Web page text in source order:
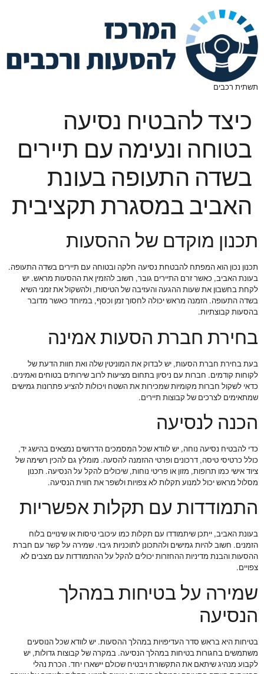
תשתית רכבים
כיצד להבטיח נסיעה
בטוחה ונעימה עם תיירים
בשדה התעופה בעונת
האביב במסגרת תקציבית
תכנון מוקדם של ההסעות
תכנון נכון הוא המפתח להבטחת נסיעה חלקה ובטוחה עם תיירים בשדה התעופה.
בעונת האביב, כאשר זרם התיירים גובר, חשוב להזמין את ההסעות מראש. יש
לקחת בחשבון את שעות ההגעה והעזיבה של הטיסות, ולהשקול את זמני השיא
בשדה התעופה. הזמנה מראש יכולה לחסוך זמן וכסף, במיוחד כאשר מדובר
בהסעות קבוצתיות.
בחירת חברת הסעות אמינה
בעת בחירת חברת הסעות, יש לבדוק את המוניטין שלה ואת חוות הדעת של
לקוחות קודמים. חברות עם ניסיון בתחום מציעות לרוב שירותים בטוחים ואמינים.
כדאי לשקול חברות מקומיות שמכירות את השטח ויכולות להציע פתרונות גמישים
שמתאימים לצרכים של קבוצות תיירים.
הכנה לנסיעה
כדי להבטיח נסיעה נוחה, יש לוודא שכל המסמכים הדרושים נמצאים בהישג יד,
כולל כרטיסי טיסה, דרכונים ופרטי ההזמנה להסעה. מומלץ גם להכין רשימה של
ציוד אישי כמו תרופות, מזון או פריטי נוחות, שיכולים להקל על הנסיעה. תכנון
מסלול מראש יכול למנוע תקלות לא צפויות ולשפר את חווית הנסיעה.
התמודדות עם תקלות אפשריות
בעונת האביב, ייתכן שיתמודדו עם תקלות כמו עיכובי טיסות או שינויים בלוח
הזמנים. חשוב להיות גמישים ולהתכונן לתוכניות גיבוי. שמירה על קשר עם חברת
ההסעות והבנת מדיניות ההחזרות יכולים להקל על ההתמודדות עם מצבים לא
צפויים.
שמירה על בטיחות במהלך
הנסיעה
בטיחות היא בראש סדר העדיפויות במהלך ההסעות. יש לוודא שכל הנוסעים
משתמשים בחגורות בטיחות במהלך הנסיעה. במקרה של קבוצות גדולות, יש
לקבוע מנהיג שיתאם את התקשורת ויבטיח שכולם יישארו יחד. הכרת נהלי